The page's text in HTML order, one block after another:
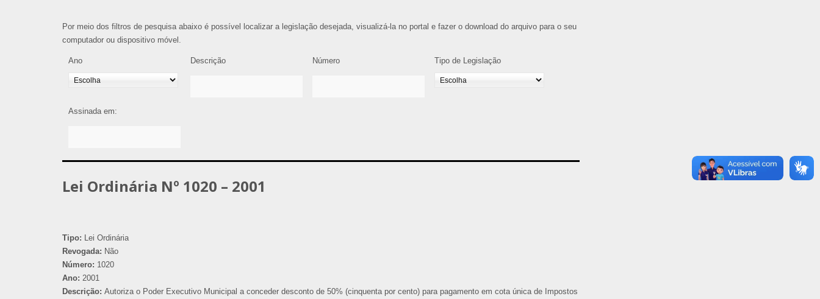
Por meio dos filtros de pesquisa abaixo é possível localizar a legislação desejada, visualizá-la no portal e fazer o download do arquivo para o seu
computador ou dispositivo móvel.
Ano Descrição Número Tipo de Legislação
Assinada em:
Lei Ordinária Nº 1020 – 2001
Tipo: Lei Ordinária
Revogada: Não
Número: 1020
Ano: 2001
Descrição: Autoriza o Poder Executivo Municipal a conceder desconto de 50% (cinquenta por cento) para pagamento em cota única de Impostos